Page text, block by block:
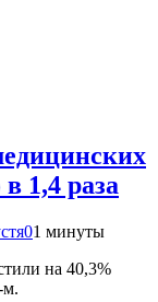
1,4 раза
01 минуты
на 40,3%
м.